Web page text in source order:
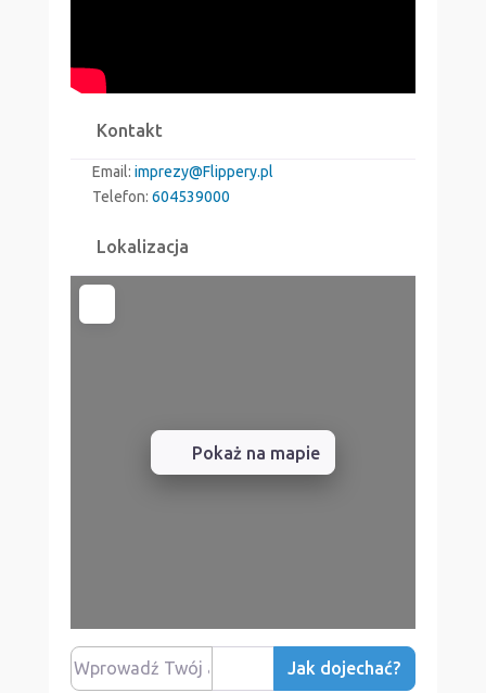
Kontakt
Email:imprezy@Flippery.pl
Telefon:604539000
Lokalizacja
Pokaż na mapie
Wprowadź Twój adres
Jak dojechać?